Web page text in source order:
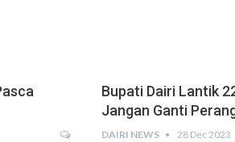
Bupati Dairi Lantik
Jangan Ganti
DAIRI NEWS 28 Dec 2023